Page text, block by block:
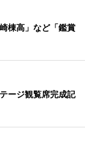
棟高」など「鑑賞
ージ観覧席完成記